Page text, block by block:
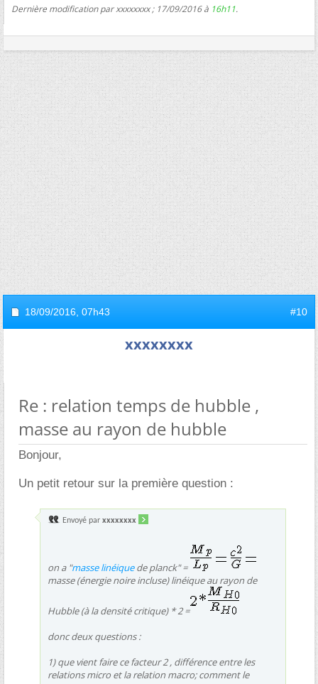
Dernière modification par xxxxxxxx ; 17/09/2016 à 16h11.
18/09/2016, 07h43 #10
xxxxxxxx
Re : relation temps de hubble ,
masse au rayon de hubble
Bonjour,
Un petit retour sur la première question :
Envoyé par xxxxxxxx
on a "masse linéiquede planck" =
masse (énergie noire incluse) linéique au rayon de
Hubble (à la densité critique) * 2 =
donc deux questions :
1) que vient faire ce facteur 2 , différence entre les
relations micro et la relation macro; comment le